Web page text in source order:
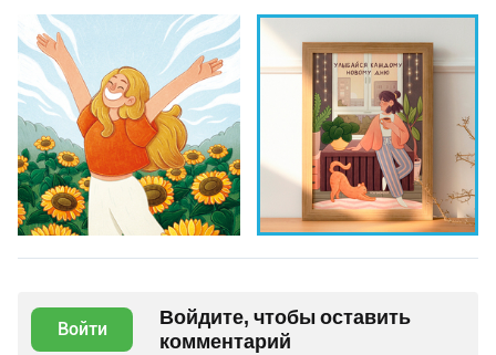
Войти
Войдите, чтобы оставить
комментарий